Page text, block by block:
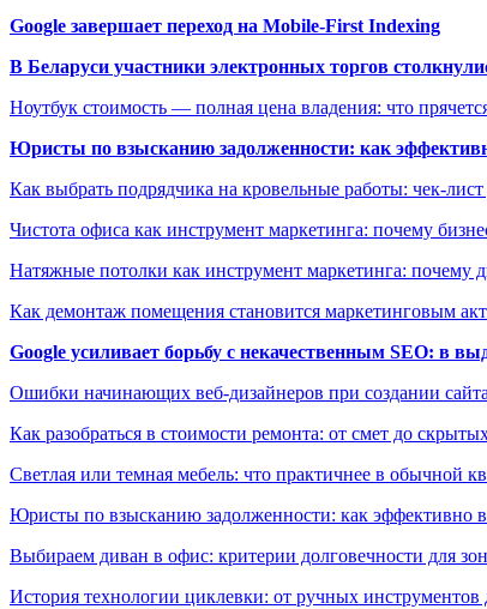
Google завершает переход на Mobile-First Indexing
В Беларуси участники электронных торгов
Ноутбук стоимость — полная цена владения: что
Юристы по взысканию задолженности: как
Как выбрать подрядчика на кровельные работы: чек-
Чистота офиса как инструмент маркетинга: почему
Натяжные потолки как инструмент маркетинга: почему
Как демонтаж помещения становится маркетинговым
Google усиливает борьбу с некачественным SEO: в
Ошибки начинающих веб-дизайнеров при создании
Как разобраться в стоимости ремонта: от смет до
Светлая или темная мебель: что практичнее в обычной
Юристы по взысканию задолженности: как эффективно
Выбираем диван в офис: критерии долговечности для
История технологии циклевки: от ручных